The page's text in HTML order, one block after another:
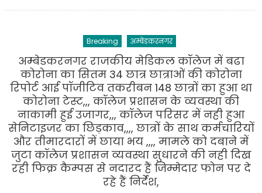
आज
से
शुरू
होगा
बीजेपी
के
दिग्‍गजों
का
चुनाव
Breaking अम्बेडकरनगर
अम्बेडकरनगर राजकीय मेडिकल कॉलेज में बढा
कोरोना का सितम 34 छात्र छात्राओं की कोरोना
रिपोर्ट आई पॉजीटिव तकरीबन 148 छात्रों का हुआ था
कोरोना टेस्ट,,, कॉलेज प्रशासन के व्यवस्था की
नाकामी हुई उजागर,,, कॉलेज परिसर में नही हुआ
सेनिटाइजर का छिड़काव,,,, छात्रों के साथ कर्मचारियों
और तीमारदारों में छाया भय ,,,, मामले को दबाने में
जुटा कॉलेज प्रशासन व्यवस्था सुधारने की नही दिख
रही फिक्र कैम्पस से नदारद हैं जिम्मेदार फोन पर दे
रहे हैं निर्देश,